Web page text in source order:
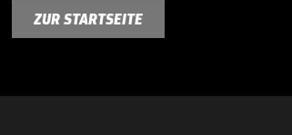
ZUR STARTSEITE